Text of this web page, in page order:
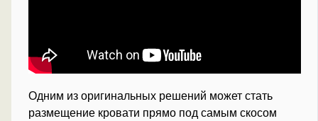
Одним из оригинальных решений может стать
размещение кровати прямо под самым скосом